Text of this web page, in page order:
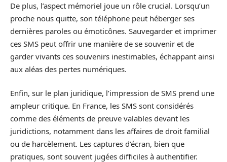
De plus, l’aspect mémoriel joue un rôle crucial. Lorsqu’un
proche nous quitte, son téléphone peut héberger ses
dernières paroles ou émoticônes. Sauvegarder et imprimer
ces SMS peut offrir une manière de se souvenir et de
garder vivants ces souvenirs inestimables, échappant ainsi
aux aléas des pertes numériques.
Enfin, sur le plan juridique, l’impression de SMS prend une
ampleur critique. En France, les SMS sont considérés
comme des éléments de preuve valables devant les
juridictions, notamment dans les affaires de droit familial
ou de harcèlement. Les captures d’écran, bien que
pratiques, sont souvent jugées difficiles à authentifier.